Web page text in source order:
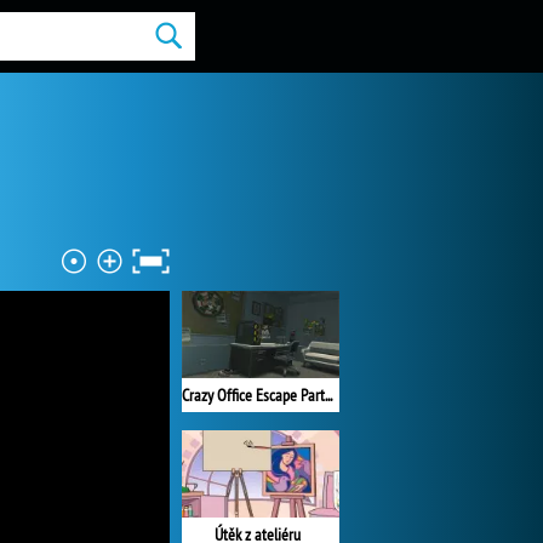
Crazy Office Escape Part 1
Útěk z ateliéru